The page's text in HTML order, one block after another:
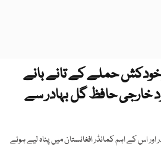
خودکش حملے کے تانے بانے
خارجی حافظ گل بہادر سے
اس کے اہم کمانڈر افغانستان میں پناہ لیے ہوئے